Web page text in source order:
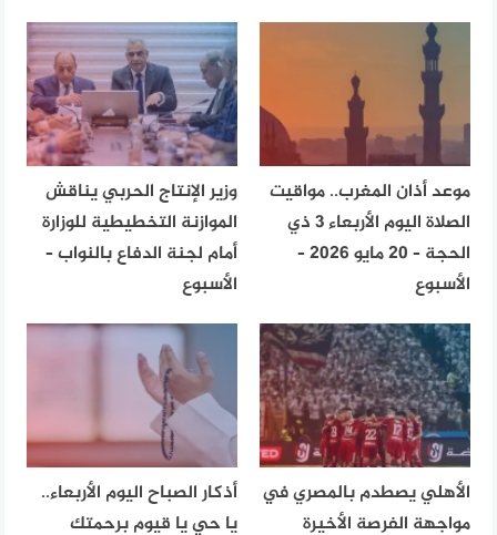
موعد أذان المغرب.. مواقيت
الصلاة اليوم الأربعاء 3 ذي
الحجة – 20 مايو 2026 –
الأسبوع
وزير الإنتاج الحربي يناقش
الموازنة التخطيطية للوزارة
أمام لجنة الدفاع بالنواب –
الأسبوع
الأهلي يصطدم بالمصري في
مواجهة الفرصة الأخيرة
أذكار الصباح اليوم الأربعاء..
يا حي يا قيوم برحمتك